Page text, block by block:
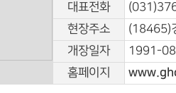
대표전화
현장주소
(18465)
개장일자
1991-
홈페이지